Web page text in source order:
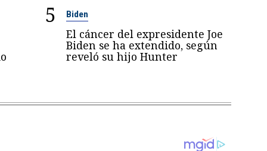
5 Biden
El cáncer del expresidente Joe
Biden se ha extendido, según
reveló su hijo Hunter